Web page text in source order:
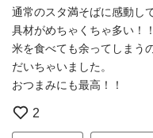
通常のスタ満そばに感動し
具材がめちゃくちゃ多い！！
米を食べても余ってしまう
だいちゃいました。
おつまみにも最高！！
2